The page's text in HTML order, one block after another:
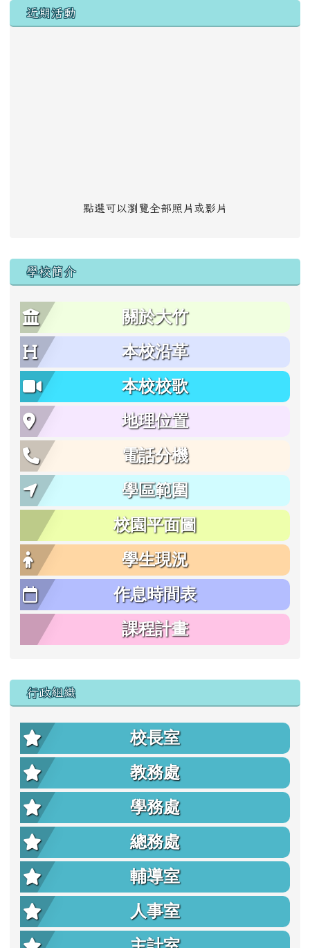
左邊區域內容
近期活動
點選可以瀏覽全部照片或影片
學校簡介
關於大竹
本校沿革
本校校歌
地理位置
電話分機
學區範圍
校園平面圖
學生現況
作息時間表
課程計畫
行政組織
校長室
教務處
學務處
總務處
輔導室
人事室